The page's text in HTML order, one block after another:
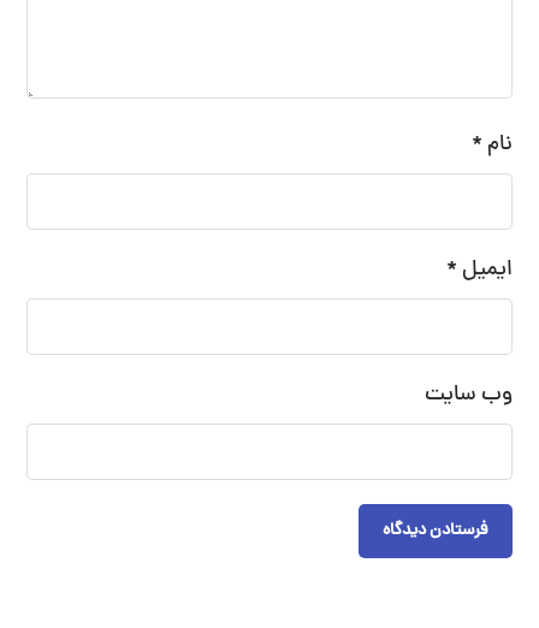
نام *
ایمیل *
وب‌ سایت